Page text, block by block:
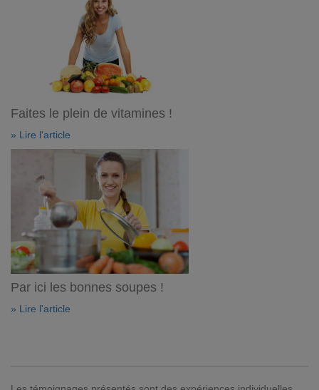
Faites le plein de vitamines !
» Lire l'article
Par ici les bonnes soupes !
» Lire l'article